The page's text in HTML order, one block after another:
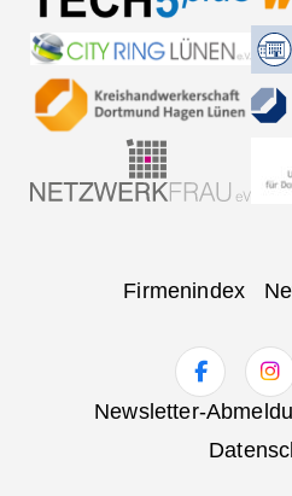
Firmenindex
NavigationNewsletter-